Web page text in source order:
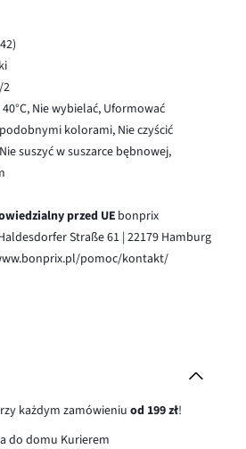
2
Nie wybielać, Uformować
kolorami, Nie czyścić
suszyć w suszarce bębnowej,
przed UEbonprix
Straße 61 | 22179 Hamburg
pomoc/kontakt/
każdym zamówieniu od 199 zł!
do domu Kurierem